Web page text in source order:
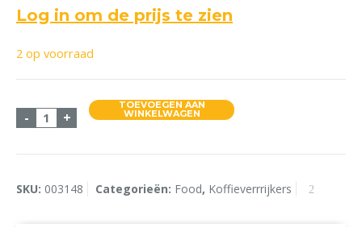
Log in om de prijs te zien
2 op voorraad
- Koffieroom D.E. 240x7.5gr 5908 Melkcups aantal
+
TOEVOEGEN AAN
WINKELWAGEN
SKU: 003148 Categorieën: Food, Koffieverrrijkers